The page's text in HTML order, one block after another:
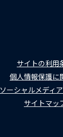
サイトの利用
個人情報保護に
ソーシャルメディ
サイトマッ